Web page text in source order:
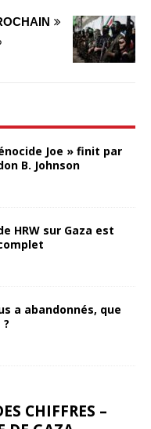
Joe » finit par
B. Johnson
HRW sur Gaza est
a abandonnés, que
CHIFFRES –